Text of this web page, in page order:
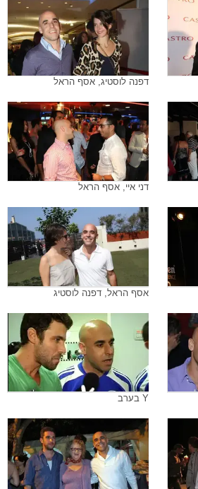
דפנה לוסטיג, אסף הראל
דני איי, אסף הראל
אסף הראל, דפנה לוסטיג
Y בערב